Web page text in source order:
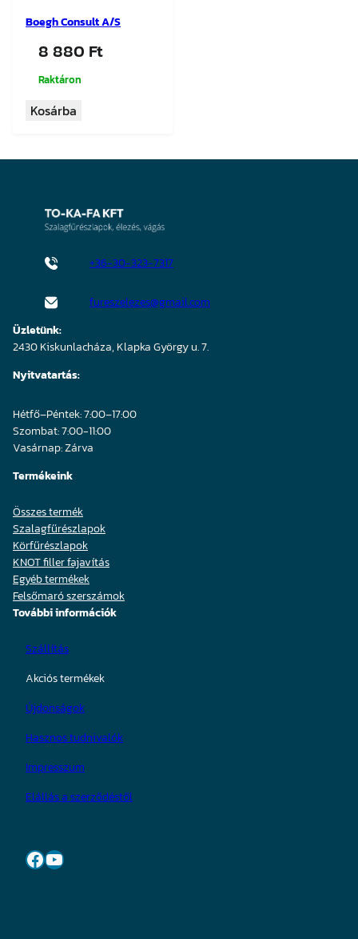
Boegh Consult A/S
8 880 Ft
Raktáron
Kosárba
+36-30-323-7317
fureszelezes@gmail.com
Üzletünk:
2430 Kiskunlacháza, Klapka György u. 7.
Nyitvatartás:
Hétfő–Péntek: 7:00–17:00
Szombat: 7:00-11:00
Vasárnap: Zárva
Termékeink
Összes termék
Szalagfűrészlapok
Körfűrészlapok
KNOT filler fajavítás
Egyéb termékek
Felsőmaró szerszámok
További információk
Szállítás
Akciós termékek
Újdonságok
Hasznos tudnivalók
Impresszum
Elállás a szerződéstől
Facebook YouTube